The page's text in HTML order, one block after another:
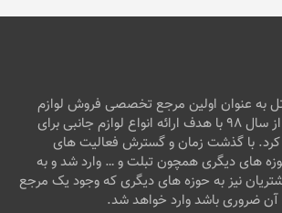
به عنوان اولین مرجع تخصصی فروش لوازم
جانبی فعالیت خود را از سال ۹۸ با هدف ارائه انواع لوازم جانبی برای
کرد. با گذشت زمان و گسترش فعالیت های
های دیگری همچون تبلت و … وارد شد و به
نیز به حوزه های دیگری که وجود یک مرجع
آن ضروری باشد وارد خواهد شد.